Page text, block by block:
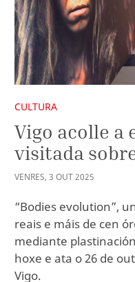
CULTURA
Vigo acolle a
visitada
VENRES, 3 OUT2025
“Bodies evolution”,
reais e máis de cen
mediante
hoxe e ata o 26 de
Vigo.